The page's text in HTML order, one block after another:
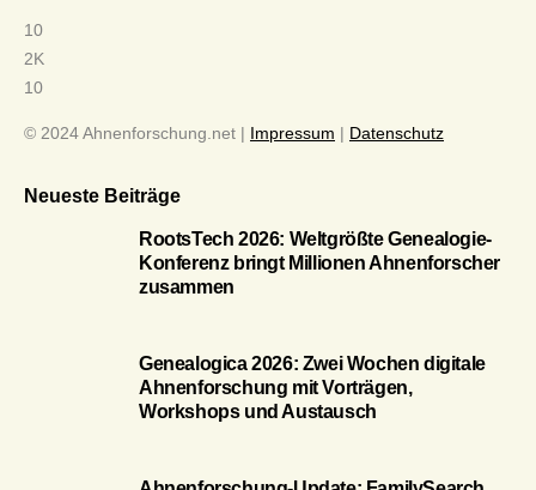
10
2K
10
© 2024 Ahnenforschung.net | Impressum | Datenschutz
Neueste Beiträge
RootsTech 2026: Weltgrößte Genealogie-
Konferenz bringt Millionen Ahnenforscher
zusammen
Genealogica 2026: Zwei Wochen digitale
Ahnenforschung mit Vorträgen,
Workshops und Austausch